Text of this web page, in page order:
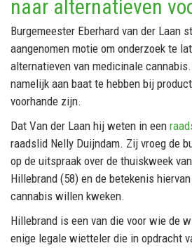
naar alternatieven
Burgemeester Eberhard van der Laan
aangenomen motie om onderzoek te
alternatieven van medicinale
namelijk aan baat te hebben bij
voorhande zijn.
Dat Van der Laan hij weten in een
raadslid Nelly Duijndam. Zij vroeg de
op de uitspraak over de thuiskweek
Hillebrand (58) en de betekenis
cannabis willen kweken.
Hillebrand is een van die voor wie de
enige legale wietteler die in opdracht